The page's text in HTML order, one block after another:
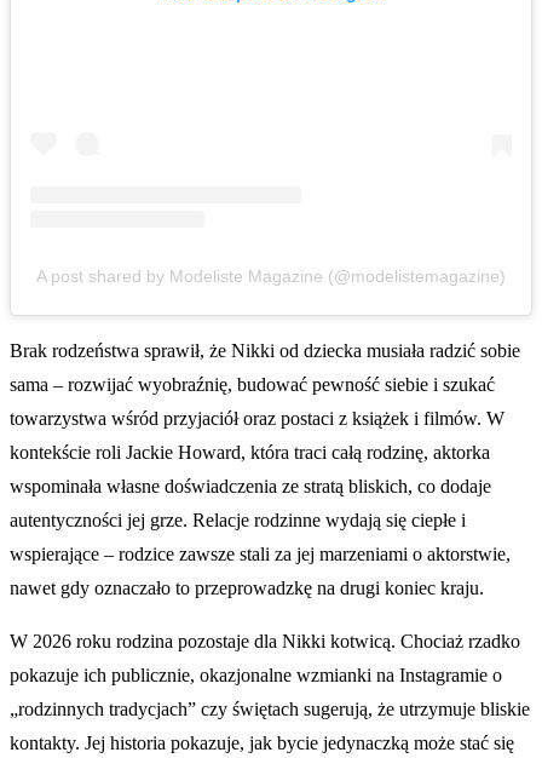
A post shared by Modeliste Magazine (@modelistemagazine)
Brak rodzeństwa sprawił, że Nikki od dziecka musiała radzić sobie
sama – rozwijać wyobraźnię, budować pewność siebie i szukać
towarzystwa wśród przyjaciół oraz postaci z książek i filmów. W
kontekście roli Jackie Howard, która traci całą rodzinę, aktorka
wspominała własne doświadczenia ze stratą bliskich, co dodaje
autentyczności jej grze. Relacje rodzinne wydają się ciepłe i
wspierające – rodzice zawsze stali za jej marzeniami o aktorstwie,
nawet gdy oznaczało to przeprowadzkę na drugi koniec kraju.
W 2026 roku rodzina pozostaje dla Nikki kotwicą. Chociaż rzadko
pokazuje ich publicznie, okazjonalne wzmianki na Instagramie o
„rodzinnych tradycjach” czy świętach sugerują, że utrzymuje bliskie
kontakty. Jej historia pokazuje, jak bycie jedynaczką może stać się